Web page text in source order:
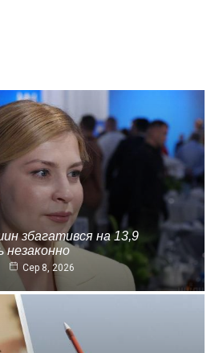
збагатився на 13,9
незаконно
Сер 8, 2026